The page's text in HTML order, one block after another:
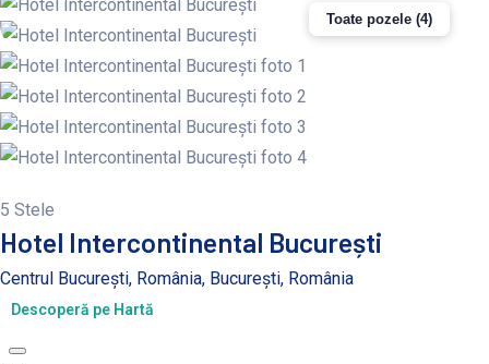
Toate pozele (4)
5 Stele
Hotel Intercontinental București
Centrul București, România, București, România
Descoperă pe Hartă